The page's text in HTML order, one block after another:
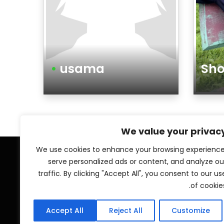
We value your
We use cookies to enhance your browsing
serve personalized ads or content, and analyze
traffic. By clicking "Accept All", you consent to our
of
Customize
Reject All
Accept All
usama
•
Social Links